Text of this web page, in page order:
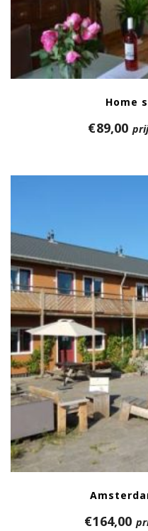
Home
€89,00
€164,00